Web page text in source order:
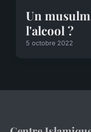
Un
l'alcool ?
5 octobre 2022